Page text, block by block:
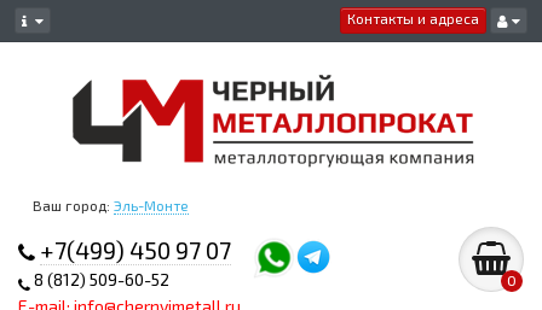
Контакты и адреса
Ваш город: Эль-Монте
+7(499) 450 97 07
8 (812) 509-60-52
E-mail: info@chernyjmetall.ru
0